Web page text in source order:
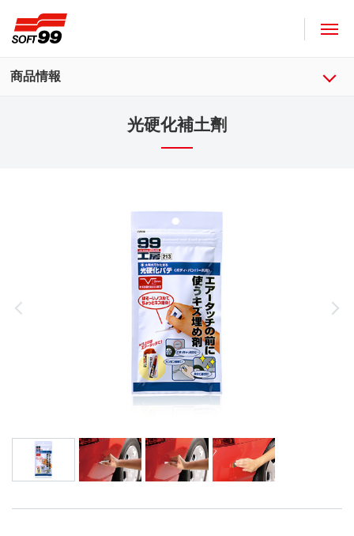
商品情報
光硬化補土劑